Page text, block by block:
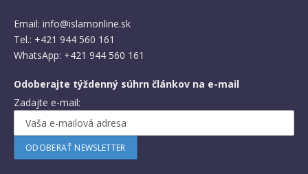
Email: info@islamonline.sk
Tel.: +421 944 560 161
WhatsApp: +421 944 560 161
Odoberajte týždenný súhrn článkov na e-mail
Zadajte e-mail: